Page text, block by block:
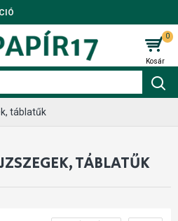
0
táblatűk
TÁBLATŰK